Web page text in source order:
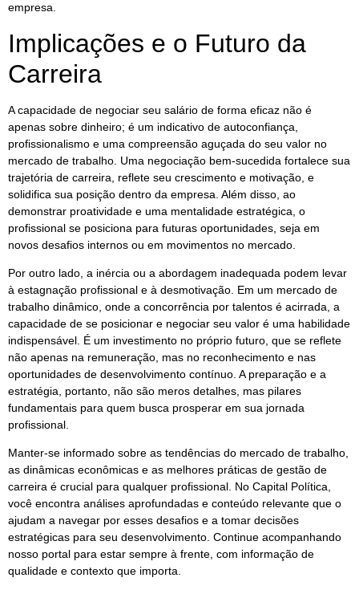
empresa.
Implicações e o Futuro da
Carreira
A capacidade de negociar seu salário de forma eficaz não é
apenas sobre dinheiro; é um indicativo de autoconfiança,
profissionalismo e uma compreensão aguçada do seu valor no
mercado de trabalho. Uma negociação bem-sucedida fortalece sua
trajetória de carreira, reflete seu crescimento e motivação, e
solidifica sua posição dentro da empresa. Além disso, ao
demonstrar proatividade e uma mentalidade estratégica, o
profissional se posiciona para futuras oportunidades, seja em
novos desafios internos ou em movimentos no mercado.
Por outro lado, a inércia ou a abordagem inadequada podem levar
à estagnação profissional e à desmotivação. Em um mercado de
trabalho dinâmico, onde a concorrência por talentos é acirrada, a
capacidade de se posicionar e negociar seu valor é uma habilidade
indispensável. É um investimento no próprio futuro, que se reflete
não apenas na remuneração, mas no reconhecimento e nas
oportunidades de desenvolvimento contínuo. A preparação e a
estratégia, portanto, não são meros detalhes, mas pilares
fundamentais para quem busca prosperar em sua jornada
profissional.
Manter-se informado sobre as tendências do mercado de trabalho,
as dinâmicas econômicas e as melhores práticas de gestão de
carreira é crucial para qualquer profissional. No Capital Política,
você encontra análises aprofundadas e conteúdo relevante que o
ajudam a navegar por esses desafios e a tomar decisões
estratégicas para seu desenvolvimento. Continue acompanhando
nosso portal para estar sempre à frente, com informação de
qualidade e contexto que importa.